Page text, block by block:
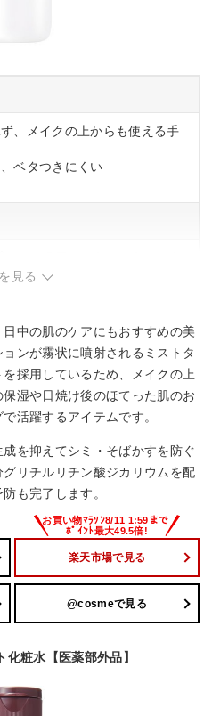
、メイクの上からも使える手
ベタつきにくい
見る
中の肌のケアにもおすすめの美
ンが霧状に噴射されるミストタ
採用しているため、メイクの上
湿や日焼け後のほてった肌のお
活躍するアイテムです。
を抑えてシミ・そばかすを防ぐ
リチルリチン酸ジカリウムを配
も完了します。
楽天市場で見る
@cosmeで見る
粧水【医薬部外品】